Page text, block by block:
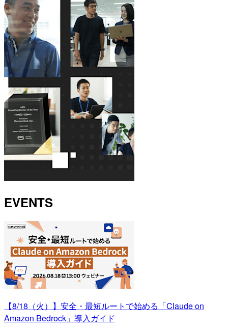
EVENTS
【8/18（火）】安全・最短ルートで始める「Claude on
Amazon Bedrock」導入ガイド